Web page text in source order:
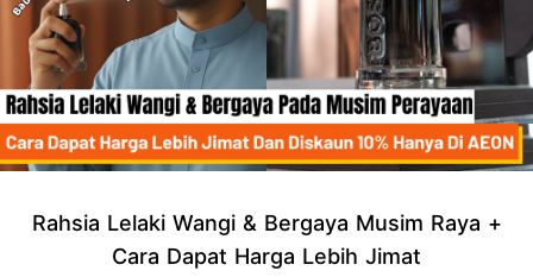
Rahsia Lelaki Wangi & Bergaya Musim Raya +
Cara Dapat Harga Lebih Jimat